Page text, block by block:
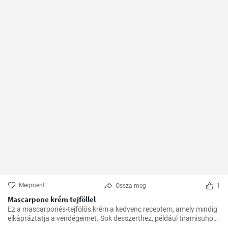
Megment Ossza meg 1
Mascarpone krém tejföllel
Ez a mascarponés-tejfölös krém a kedvenc receptem, amely mindig
elkápráztatja a vendégeimet. Sok desszerthez, például tiramisuhoz